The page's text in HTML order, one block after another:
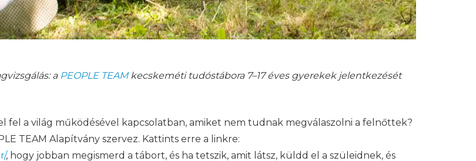
a PEOPLE TEAMkecskeméti tudóstábora 7–17 éves gyerekek jelentkezését
fel a világ működésével kapcsolatban, amiket nem tudnak megválaszolni a felnőttek?
TEAM Alapítvány szervez. Kattints erre a linkre:
, hogy jobban megismerd a tábort, és ha tetszik, amit látsz, küldd el a szüleidnek, és